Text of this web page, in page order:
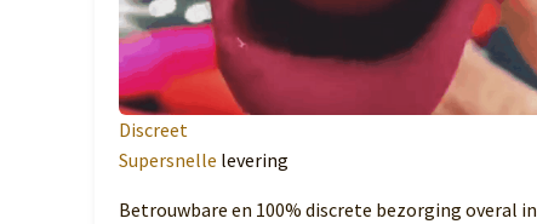
Discreet
Supersnelle levering
Betrouwbare en 100% discrete bezorging overal in